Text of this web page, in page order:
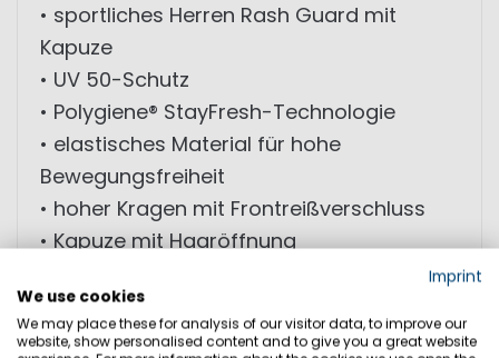
• sportliches Herren Rash Guard mit
Kapuze
• UV 50-Schutz
• Polygiene® StayFresh-Technologie
• elastisches Material für hohe
Bewegungsfreiheit
• hoher Kragen mit Frontreißverschluss
• Kapuze mit Haaröffnung
• Marinepool-Logo auf Ärmel und
Seitenbereich
Imprint
We use cookies
We may place these for analysis of our visitor data, to improve our
website, show personalised content and to give you a great website